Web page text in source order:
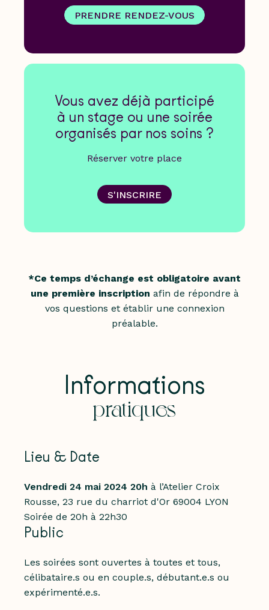
PRENDRE RENDEZ-VOUS
Vous avez déjà participé
à un stage ou une soirée
organisés par nos soins ?
Réserver votre place
S'INSCRIRE
*Ce temps d’échange est obligatoire avant
une première inscription afin de répondre à
vos questions et établir une connexion
préalable.
Informations
pratiques
Lieu & Date
Vendredi 24 mai 2024 20h à l’Atelier Croix
Rousse, 23 rue du charriot d'Or 69004 LYON
Soirée de 20h à 22h30
Public
Les soirées sont ouvertes à toutes et tous,
célibataire.s ou en couple.s, débutant.e.s ou
expérimenté.e.s.